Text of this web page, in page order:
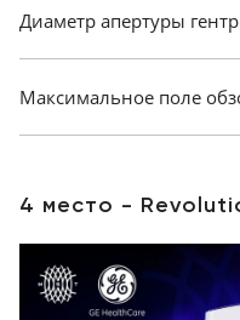
Диаметр апертуры
Максимальное поле
4 место -